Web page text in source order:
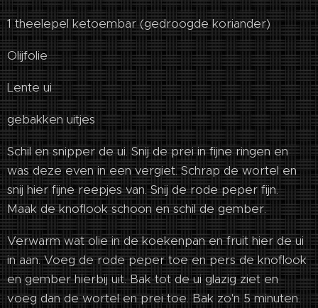
1 theelepel ketoembar (gedroogde koriander)
Olijfolie
Lente ui
gebakken uitjes
Schil en snipper de ui. Snij de prei in fijne ringen en
was deze even in een vergiet. Schrap de wortel en
snij hier fijne reepjes van. Snij de rode peper fijn.
Maak de knoflook schoon en schil de gember.
Verwarm wat olie in de koekenpan en fruit hier de ui
in aan. Voeg de rode peper toe en pers de knoflook
en gember hierbij uit. Bak tot de ui glazig ziet en
voeg dan de wortel en prei toe. Bak zo'n 5 minuten.